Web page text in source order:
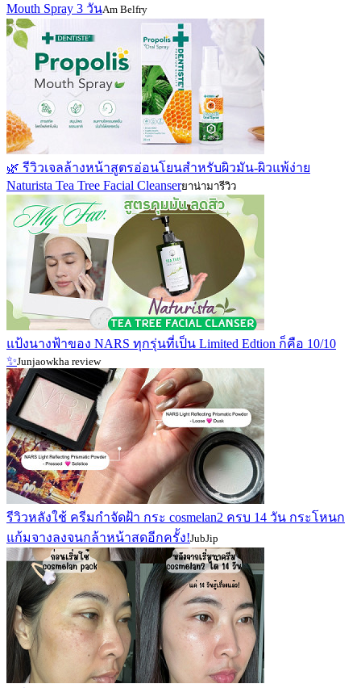
Mouth Spray 3 วันAm Belfry
🌿 รีวิวเจลล้างหน้าสูตรอ่อนโยนสำหรับผิวมัน-ผิวแพ้ง่าย
Naturista Tea Tree Facial Cleanserยาน่ามารีวิว
แป้งนางฟ้าของ NARS ทุกรุ่นที่เป็น Limited Edtion ก็คือ 10/10
✨Junjaowkha review
รีวิวหลังใช้ ครีมกำจัดฝ้า กระ cosmelan2 ครบ 14 วัน กระโหนก
แก้มจางลงจนกล้าหน้าสดอีกครั้ง!JubJip